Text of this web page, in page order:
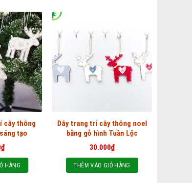
cây thông
tạo
₫
HÀNG
Dây trang trí cây thông noel
bằng gỗ hình Tuần Lộc
30.000₫
THÊM VÀO GIỎ HÀNG